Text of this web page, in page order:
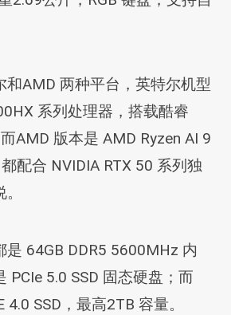
和AMD 两种平台，英特尔机型
系列处理器，搭载酷睿
AMD 版本是 AMD Ryzen AI 9
配合 NVIDIA RTX 50 系列独
是 64GB DDR5 5600MHz 内
PCIe 5.0 SSD 固态硬盘；而
4.0 SSD，最高2TB 容量。